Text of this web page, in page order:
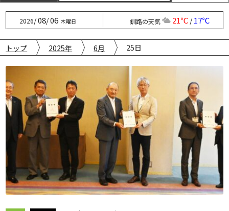
2026/08/06 木曜日 釧路の天気 21℃/17℃
トップ 2025年 6月 25日